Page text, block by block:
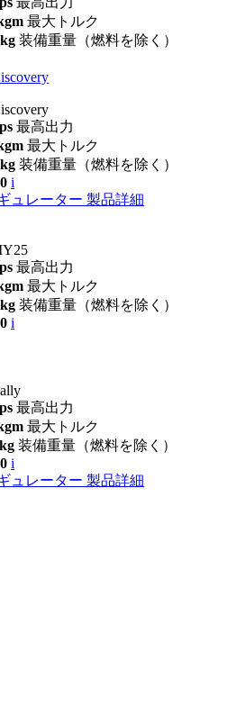
最大トルク
装備重量（燃料を除く）
最高出力
最大トルク
装備重量（燃料を除く）
i
ュレーター 製品詳細
最高出力
最大トルク
装備重量（燃料を除く）
i
最高出力
最大トルク
装備重量（燃料を除く）
i
ュレーター 製品詳細